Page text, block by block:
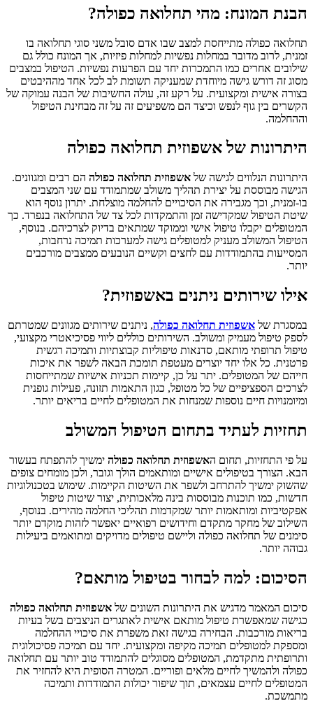
הבנת המונח: מהי תחלואה כפולה?
תחלואה כפולה מתייחסת למצב שבו אדם סובל משני סוגי תחלואה בו
זמנית, לרוב מדובר במחלות נפשיות למחלות פיזיות, אך המונח כולל גם
שילובים אחרים כמו התמכרות יחד עם הפרעות נפשיות. הטיפול במצבים
מסוג זה דורש גישה מיוחדת שמעניקה תשומת לב לכל אחד מההיבטים
בצורה אישית ומקצועית. על רקע זה, עולה החשיבות של הבנה עמוקה של
הקשרים בין גוף לנפש וכיצד הם משפיעים זה על זה מבחינת הטיפול
וההחלמה.
היתרונות של אשפוזית תחלואה כפולה
היתרונות הנלווים לגישה של אשפוזית תחלואה כפולה הם רבים ומגוונים.
הגישה מבוססת על יצירת תהליך משולב שמתמודד עם שני המצבים
בו-זמנית, וכך מגבירה את הסיכויים להחלמה מוצלחת. יתרון נוסף הוא
שיטת הטיפול שמקדישה זמן והתמקדות לכל צד של התחלואה בנפרד. כך
המטופלים יקבלו טיפול אישי וממוקד שמתאים בדיוק לצרכיהם. בנוסף,
הטיפול המשולב מעניק למטופלים גישה למערכות תמיכה נרחבות,
המסייעות בהתמודדות עם לחצים וקשיים הנובעים ממצבים מורכבים
יותר.
אילו שירותים ניתנים באשפוזית?
במסגרת של אשפוזית תחלואה כפולה, ניתנים שירותים מגוונים שמטרתם
לספק טיפול מעמיק ומשולב. השירותים כוללים ליווי פסיכיאטרי מקצועי,
טיפול תרופתי מותאם, סדנאות טיפוליות קבוצתיות ותמיכה רגשית
פרטנית. כל אלו יחד יוצרים מעטפת תומכת הבאה לשפר את איכות
חייהם של המטופלים. יתר על כן, קיימות תכניות אישיות שמתייחסות
לצרכים הספציפיים של כל מטופל, כגון התאמות תזונה, פעילות גופנית
ומיומנויות חיים נוספות שמנחות את המטופלים לחיים בריאים יותר.
תחזיות לעתיד בתחום הטיפול המשולב
על פי התחזיות, תחום האשפוזית תחלואה כפולה ימשיך להתפתח בעשור
הבא. הצורך בטיפולים אישיים ומותאמים הולך וגובר, ולכן מומחים צופים
שהשוק ימשיך להתרחב ולשפר את השיטות הקיימות. שימוש בטכנולוגיות
חדשות, כמו תוכנות מבוססות בינה מלאכותית, יצור שיטות טיפול
אפקטיביות ומותאמות יותר שמקדמות תהליכי החלמה מהירים. בנוסף,
השילוב של מחקר מתקדם וחידושים רפואיים יאפשר לזהות מוקדם יותר
סימנים של תחלואה כפולה וליישם טיפולים מדויקים ומתואמים ביעילות
גבוהה יותר.
הסיכום: למה לבחור בטיפול מותאם?
סיכום המאמר מדגיש את היתרונות השונים של אשפוזית תחלואה כפולה
כגישה שמאפשרת טיפול מותאם אישית לאתגרים הניצבים בשל בעיות
בריאות מורכבות. הבחירה בגישה זאת משפרת את סיכויי ההחלמה
ומספקת למטופלים תמיכה מקיפה ומקצועית. יחד עם תמיכה פסיכולוגית
ותרופתית מתקדמת, המטופלים מסוגלים להתמודד טוב יותר עם תחלואה
כפולה ולהמשיך לחיים מלאים ופוריים. המטרה הסופית היא להחזיר את
המטופלים לחיים עצמאים, תוך שיפור יכולות התמודדות ותמיכה
מתמשכת.